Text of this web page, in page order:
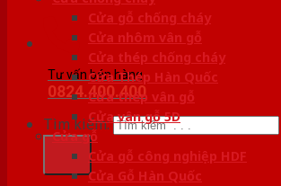
Tư vấn bán hàng
0824.400.400
Tìm kiếm:
Cửa gỗ chống cháy
Cửa nhôm vân gỗ
Cửa thép chống cháy
Cửa Thép Hàn Quốc
Cửa thép vân gỗ
Cửa vân gỗ 5D
Cửa gỗ
Cửa gỗ công nghiệp HDF
Cửa Gỗ Hàn Quốc